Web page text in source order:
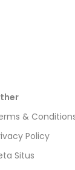
&
Policy
Situs